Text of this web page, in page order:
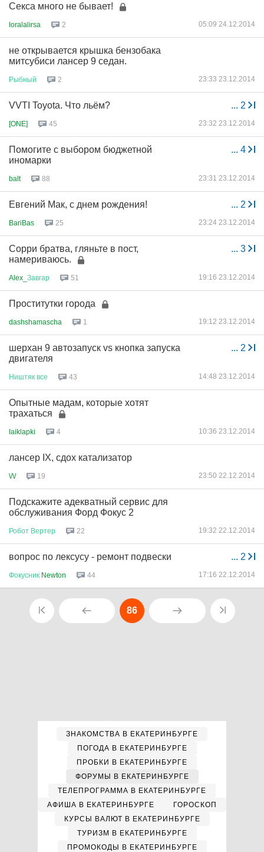
Сeксa много не бывает!
loralalirsa 2 05:09 24.12.2014
не открывается крышка бензобака
митсубиси лансер 9 седан.
Рыбный 2 23:33 23.12.2014
... 2
VVTI Toyota. Что льём?
[ONE] 45 23:32 23.12.2014
... 4
Помогите с выбором бюджетной
иномарки
balt 88 23:31 23.12.2014
... 2
Евгений Мак, с днем рождения!
BariBas 25 23:24 23.12.2014
... 3
Сорри братва, гляньте в пост,
намериваюсь.
Alex_ Завгар 51 19:16 23.12.2014
Прocтитутки города
dashshamascha 1 19:12 23.12.2014
... 2
шерхан 9 автозапуск vs кнопка запуска
двигателя
Ништяк все 43 14:48 23.12.2014
Опытные мадам, которые хотят
трахаться
laiklapki 4 10:36 23.12.2014
лансер IX, сдох катализатор
\/\/ 19 23:50 22.12.2014
Подскажите адекватный сервис для
обслуживания Форд Фокус 2
Робот Вертер 22 19:32 22.12.2014
... 2
вопрос по лексусу - ремонт подвески
Фокусник Newton 44 17:16 22.12.2014
86
ЗНАКОМСТВА В ЕКАТЕРИНБУРГЕ
ПОГОДА В ЕКАТЕРИНБУРГЕ
ПРОБКИ В ЕКАТЕРИНБУРГЕ
ФОРУМЫ В ЕКАТЕРИНБУРГЕ
ТЕЛЕПРОГРАММА В ЕКАТЕРИНБУРГЕ
АФИША В ЕКАТЕРИНБУРГЕ
ГОРОСКОП
КУРСЫ ВАЛЮТ В ЕКАТЕРИНБУРГЕ
ТУРИЗМ В ЕКАТЕРИНБУРГЕ
ПРОМОКОДЫ В ЕКАТЕРИНБУРГЕ